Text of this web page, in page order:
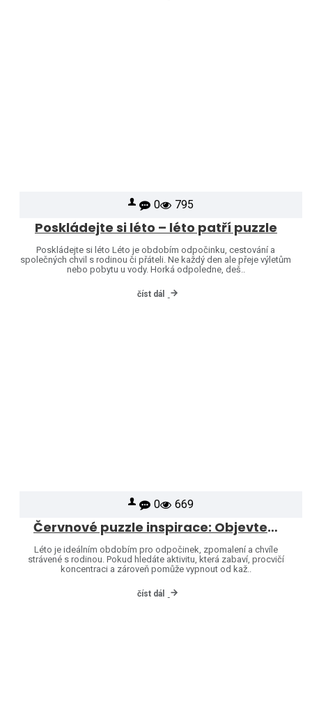
0 795
Poskládejte si léto – léto patří puzzle
Poskládejte si léto Léto je obdobím odpočinku, cestování a
společných chvil s rodinou či přáteli. Ne každý den ale přeje výletům
nebo pobytu u vody. Horká odpoledne, deš..
číst dál
0 669
Červnové puzzle inspirace: Objevte svět značek Heye a Jumbo
Léto je ideálním obdobím pro odpočinek, zpomalení a chvíle
strávené s rodinou. Pokud hledáte aktivitu, která zabaví, procvičí
koncentraci a zároveň pomůže vypnout od kaž..
číst dál